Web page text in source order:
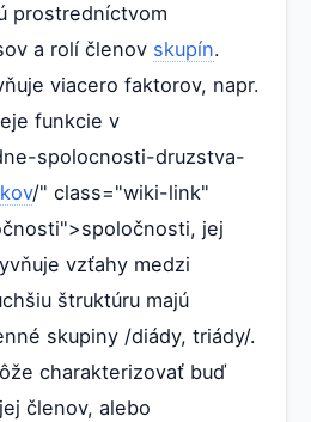
prostredníctvom
a rolí členov skupín.
viacero faktorov, napr.
funkcie v
spolocnosti-druzstva-
/" class="wiki-link"
jej
vzťahy medzi
štruktúru majú
skupiny /diády, triády/.
charakterizovať buď
členov, alebo